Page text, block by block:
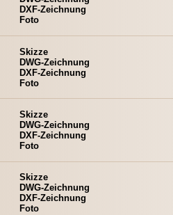
DXF-Zeichnung
Foto
Skizze
DWG-Zeichnung
DXF-Zeichnung
Foto
Skizze
DWG-Zeichnung
DXF-Zeichnung
Foto
Skizze
DWG-Zeichnung
DXF-Zeichnung
Foto